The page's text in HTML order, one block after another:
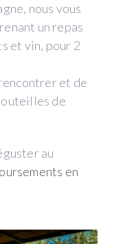
nous vous
un repas
et vin, pour 2
et de
de
au
en